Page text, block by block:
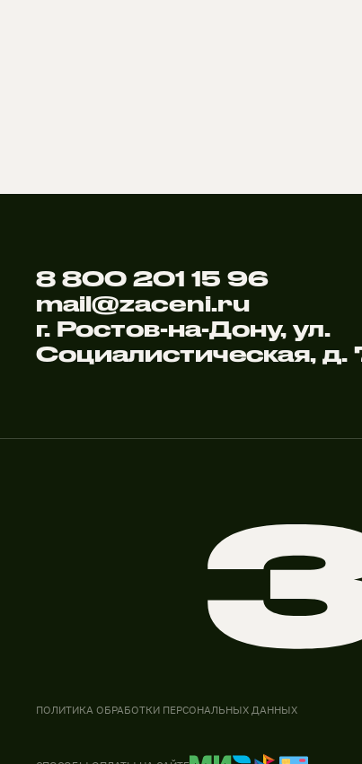
8 800 201 15 96
mail@zaceni.ru
г. Ростов-на-Дону, ул.
Социалистическая, д.
ПОЛИТИКА ОБРАБОТКИ ПЕРСОНАЛЬНЫХ ДАННЫХ